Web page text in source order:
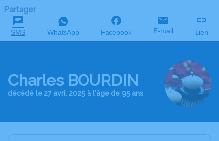
Partager
SMS WhatsApp Facebook E-mail Lien
Charles BOURDIN
décédé le 27 avril 2025 à l'âge de 95 ans